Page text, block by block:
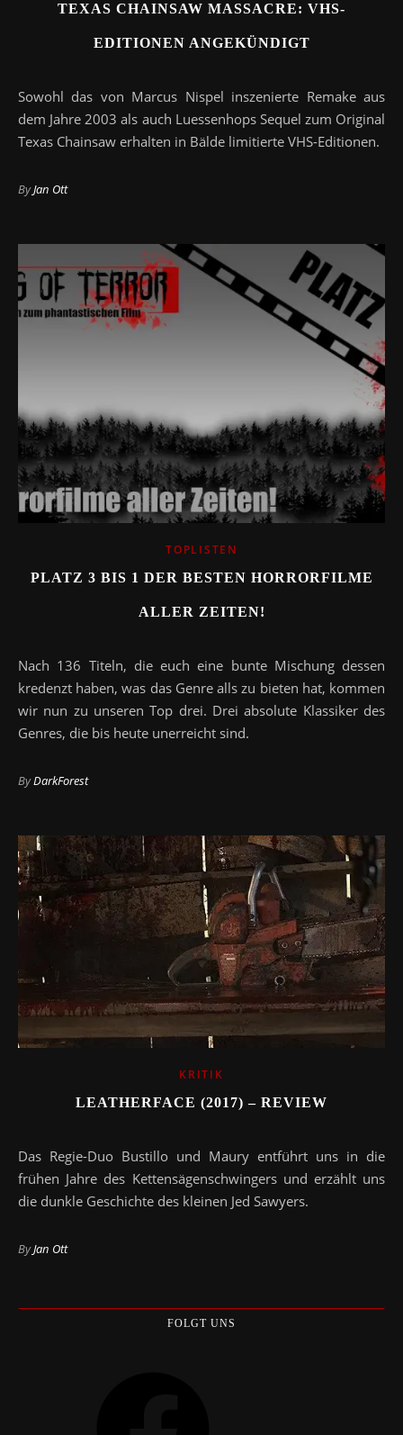
TEXAS CHAINSAW MASSACRE: VHS-
EDITIONEN ANGEKÜNDIGT
Sowohl das von Marcus Nispel inszenierte Remake aus
dem Jahre 2003 als auch Luessenhops Sequel zum Original
Texas Chainsaw erhalten in Bälde limitierte VHS-Editionen.
ByJan Ott
TOPLISTEN
PLATZ 3 BIS 1 DER BESTEN HORRORFILME
ALLER ZEITEN!
Nach 136 Titeln, die euch eine bunte Mischung dessen
kredenzt haben, was das Genre alls zu bieten hat, kommen
wir nun zu unseren Top drei. Drei absolute Klassiker des
Genres, die bis heute unerreicht sind.
ByDarkForest
KRITIK
LEATHERFACE (2017) – REVIEW
Das Regie-Duo Bustillo und Maury entführt uns in die
frühen Jahre des Kettensägenschwingers und erzählt uns
die dunkle Geschichte des kleinen Jed Sawyers.
ByJan Ott
FOLGT UNS